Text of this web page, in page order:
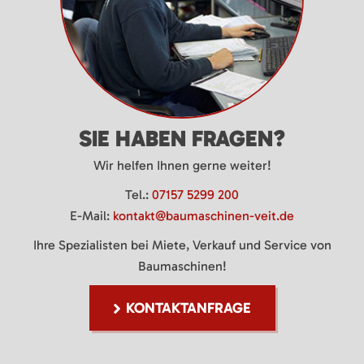
SIE HABEN FRAGEN?
Wir helfen Ihnen gerne weiter!
Tel.: 07157 5299 200
E-Mail: kontakt@baumaschinen-veit.de
Ihre Spezialisten bei Miete, Verkauf und Service von
Baumaschinen!
KONTAKTANFRAGE